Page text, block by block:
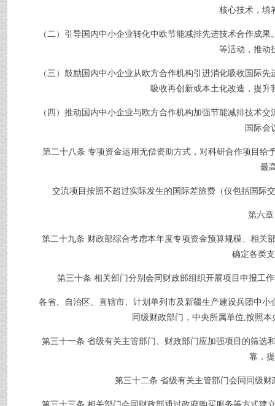
核心技术，填
（二）引导国内中小企业转化中欧节能减排先进技术合作成果
等活动，推动
（三）鼓励国内中小企业从欧方合作机构引进消化吸收国际先
吸收再创新或本土化改造，提升
（四）推动国内中小企业与欧方合作机构加强节能减排技术交
国际会
第二十八条 专项资金运用无偿资助方式，对科研合作项目给
最
交流项目按照不超过实际发生的国际差旅费（仅包括国际
第六章
第二十九条 财政部综合考虑本年度专项资金预算规模、相关
确定各类
第三十条 相关部门分别会同财政部组织开展项目申报工
各省、自治区、直辖市、计划单列市及新疆生产建设兵团中小
同级财政部门，中央所属单位 按照本
第三十一条 省级有关主管部门、财政部门应加强项目的筛选
靠，
第三十二条 省级有关主管部门会同同级
第三十三条 相关部门会同财政部通过政府购买服务等方式建